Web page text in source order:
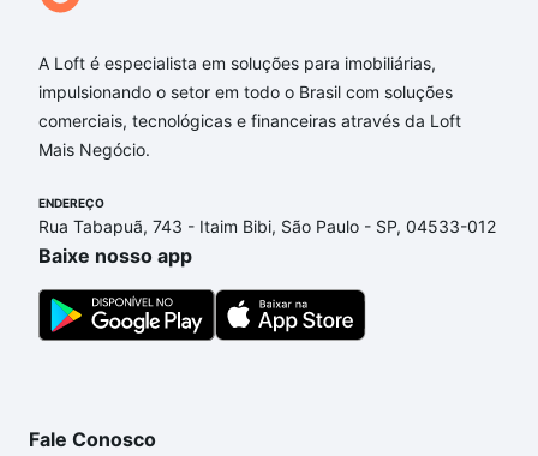
A Loft é especialista em soluções para imobiliárias,
impulsionando o setor em todo o Brasil com soluções
comerciais, tecnológicas e financeiras através da Loft
Mais Negócio.
ENDEREÇO
Rua Tabapuã, 743 - Itaim Bibi, São Paulo - SP, 04533-012
Baixe nosso app
Fale Conosco